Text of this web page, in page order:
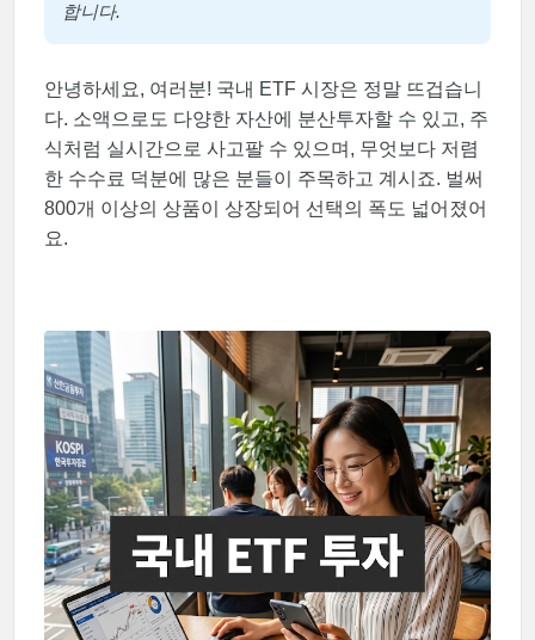
합니다.
안녕하세요, 여러분! 국내 ETF 시장은 정말 뜨겁습니
다. 소액으로도 다양한 자산에 분산투자할 수 있고, 주
식처럼 실시간으로 사고팔 수 있으며, 무엇보다 저렴
한 수수료 덕분에 많은 분들이 주목하고 계시죠. 벌써
800개 이상의 상품이 상장되어 선택의 폭도 넓어졌어
요.